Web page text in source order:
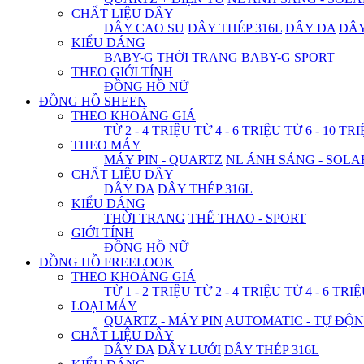
CHẤT LIỆU DÂY
DÂY CAO SU DÂY THÉP 316L DÂY DA
KIỂU DÁNG
BABY-G THỜI TRANG BABY-G SPORT
THEO GIỚI TÍNH
ĐỒNG HỒ NỮ
ĐỒNG HỒ SHEEN
THEO KHOẢNG GIÁ
TỪ 2 - 4 TRIỆU TỪ 4 - 6 TRIỆU TỪ 6 - 10
THEO MÁY
MÁY PIN - QUARTZ NL ÁNH SÁNG -
CHẤT LIỆU DÂY
DÂY DA DÂY THÉP 316L
KIỂU DÁNG
THỜI TRANG THỂ THAO - SPORT
GIỚI TÍNH
ĐỒNG HỒ NỮ
ĐỒNG HỒ FREELOOK
THEO KHOẢNG GIÁ
TỪ 1 - 2 TRIỆU TỪ 2 - 4 TRIỆU TỪ 4 - 6
LOẠI MÁY
QUARTZ - MÁY PIN AUTOMATIC - TỰ
CHẤT LIỆU DÂY
DÂY DA DÂY LƯỚI DÂY THÉP 316L